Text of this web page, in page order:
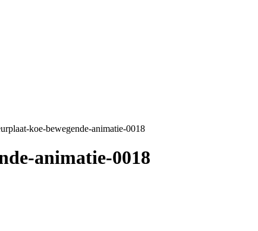
koe-bewegende-animatie-0018
animatie-0018